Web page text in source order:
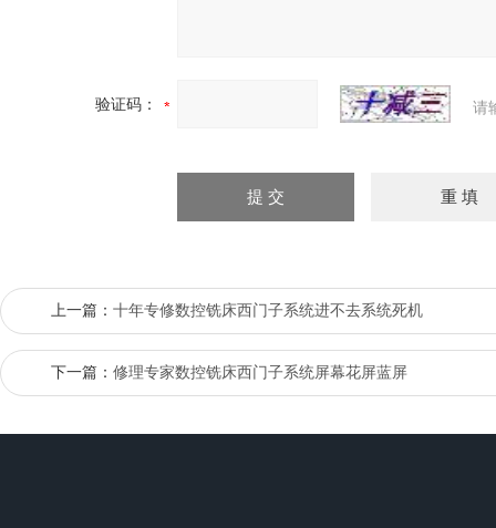
验证码： 请
上一篇： 十年专修数控铣床西门子系统进不去系统死机
下一篇： 修理专家数控铣床西门子系统屏幕花屏蓝屏